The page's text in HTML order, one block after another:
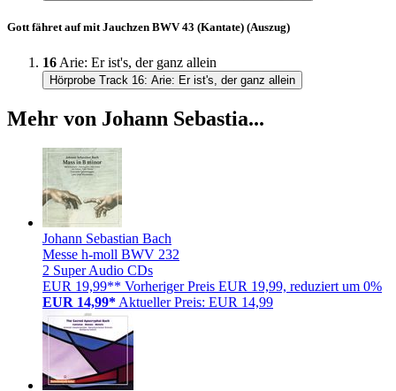
Gott fähret auf mit Jauchzen BWV 43 (Kantate) (Auszug)
16 Arie: Er ist's, der ganz allein
Hörprobe Track 16: Arie: Er ist's, der ganz allein
Mehr von Johann Sebastia...
Johann Sebastian Bach
Messe h-moll BWV 232
2 Super Audio CDs
EUR 19,99** Vorheriger Preis EUR 19,99, reduziert um 0%
EUR 14,99*Aktueller Preis: EUR 14,99